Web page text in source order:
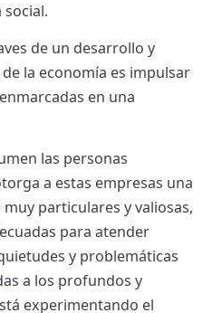
de un desarrollo y
la economía es impulsar
en una
las personas
a estas empresas una
particulares y valiosas,
para atender
y problemáticas
a los profundos y
experimentando el